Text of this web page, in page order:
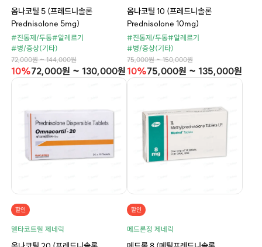
옴나코틸 5 (프레드니솔론
Prednisolone 5mg)
#진통제/두통#알레르기
#병/증상(기타)
72,000원 ~ 144,000원
10%72,000원 ~ 130,000원
옴나코틸 10 (프레드니솔론
Prednisolone 10mg)
#진통제/두통#알레르기
#병/증상(기타)
75,000원 ~ 150,000원
10%75,000원 ~ 135,000원
할인
델타코트릴 제네릭
할인
메드론정 제네릭